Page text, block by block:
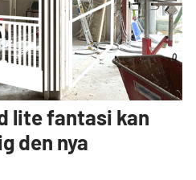
lite fantasi kan
den nya